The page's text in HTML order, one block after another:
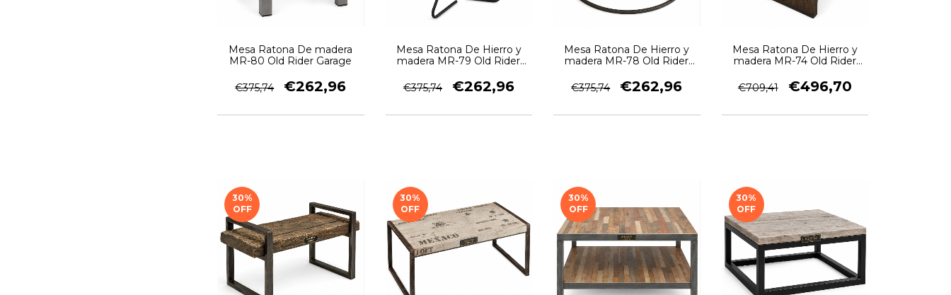
Mesa Ratona De madera
MR-80 Old Rider Garage
€375,74 €262,96
Mesa Ratona De Hierro y
madera MR-79 Old Rider
€375,74
€262,96
Mesa Ratona De Hierro y
madera MR-78 Old Rider
€375,74
€262,96
Mesa Ratona De Hierro y
madera MR-74 Old Rider
€709,41
€496,70
30%
OFF
30%
OFF
30%
OFF
30%
OFF